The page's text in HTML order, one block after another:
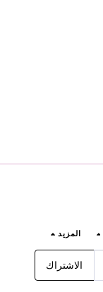
المزيد
الاشتراك